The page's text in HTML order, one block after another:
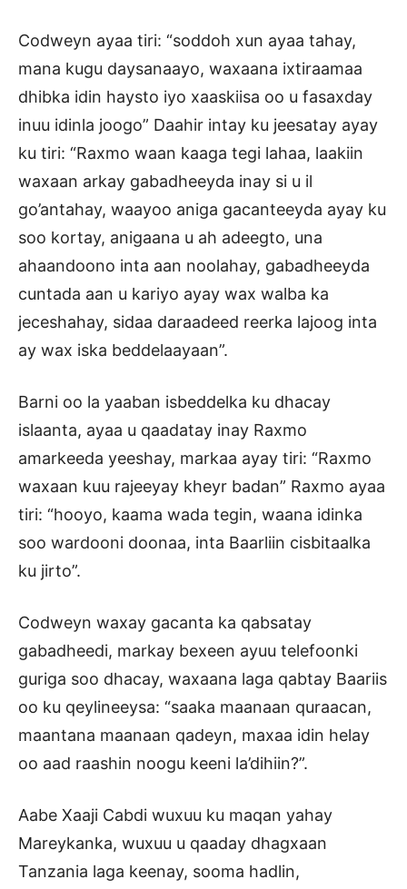
Codweyn ayaa tiri: “soddoh xun ayaa tahay,
mana kugu daysanaayo, waxaana ixtiraamaa
dhibka idin haysto iyo xaaskiisa oo u fasaxday
inuu idinla joogo” Daahir intay ku jeesatay ayay
ku tiri: “Raxmo waan kaaga tegi lahaa, laakiin
waxaan arkay gabadheeyda inay si u il
go’antahay, waayoo aniga gacanteeyda ayay ku
soo kortay, anigaana u ah adeegto, una
ahaandoono inta aan noolahay, gabadheeyda
cuntada aan u kariyo ayay wax walba ka
jeceshahay, sidaa daraadeed reerka lajoog inta
ay wax iska beddelaayaan”.
Barni oo la yaaban isbeddelka ku dhacay
islaanta, ayaa u qaadatay inay Raxmo
amarkeeda yeeshay, markaa ayay tiri: “Raxmo
waxaan kuu rajeeyay kheyr badan” Raxmo ayaa
tiri: “hooyo, kaama wada tegin, waana idinka
soo wardooni doonaa, inta Baarliin cisbitaalka
ku jirto”.
Codweyn waxay gacanta ka qabsatay
gabadheedi, markay bexeen ayuu telefoonki
guriga soo dhacay, waxaana laga qabtay Baariis
oo ku qeylineeysa: “saaka maanaan quraacan,
maantana maanaan qadeyn, maxaa idin helay
oo aad raashin noogu keeni la’dihiin?”.
Aabe Xaaji Cabdi wuxuu ku maqan yahay
Mareykanka, wuxuu u qaaday dhagxaan
Tanzania laga keenay, sooma hadlin,